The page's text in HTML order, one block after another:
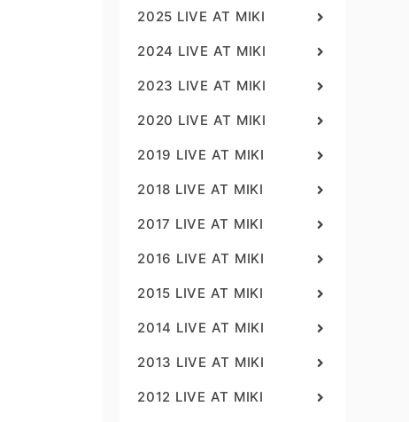
2025 LIVE AT MIKI
2024 LIVE AT MIKI
2023 LIVE AT MIKI
2020 LIVE AT MIKI
2019 LIVE AT MIKI
2018 LIVE AT MIKI
2017 LIVE AT MIKI
2016 LIVE AT MIKI
2015 LIVE AT MIKI
2014 LIVE AT MIKI
2013 LIVE AT MIKI
2012 LIVE AT MIKI